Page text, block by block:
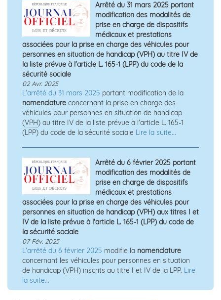
Arrêté du 31 mars 2025 portant
modification des modalités de
prise en charge de dispositifs
médicaux et prestations
associées pour la prise en charge des véhicules pour
personnes en situation de handicap (VPH) au titre IV de
la liste prévue à l'article L. 165-1 (LPP) du code de la
sécurité sociale
02 Avr. 2025
L'arrêté du 31 mars 2025 portant modification de la
nomenclature concernant la prise en charge des
véhicules pour personnes en situation de handicap
(VPH) au titre IV de la liste prévue à l'article L. 165-1
(LPP) du code de la sécurité sociale Lire la suite...
Arrêté du 6 février 2025 portant
modification des modalités de
prise en charge de dispositifs
médicaux et prestations
associées pour la prise en charge des véhicules pour
personnes en situation de handicap (VPH) aux titres I et
IV de la liste prévue à l'article L. 165-1 (LPP) du code de
la sécurité sociale
07 Fév. 2025
L'arrêté du 6 février 2025 modifie la nomenclature
concernant les véhicules pour personnes en situation
de handicap (VPH) inscrits au titre I et IV de la LPP. Lire
la suite...